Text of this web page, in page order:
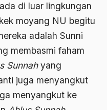
di luar lingkungan
moyang NU begitu
adalah Sunni
membasmi faham
Sunnahyang
juga menyangkut
menyangkut ke